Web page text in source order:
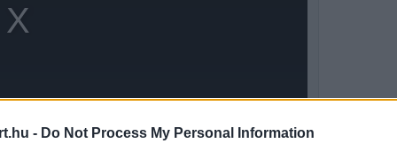
- Do Not Process My Personal Information